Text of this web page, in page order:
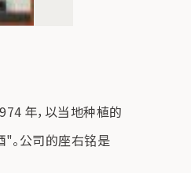
年，以当地种植的
。公司的座右铭是